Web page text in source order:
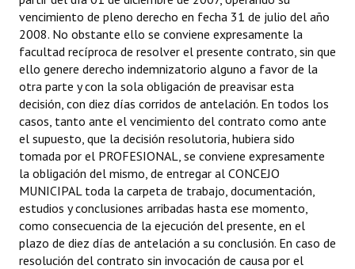
vencimiento de pleno derecho en fecha 31 de julio del año
2008. No obstante ello se conviene expresamente la
facultad recíproca de resolver el presente contrato, sin que
ello genere derecho indemnizatorio alguno a favor de la
otra parte y con la sola obligación de preavisar esta
decisión, con diez días corridos de antelación. En todos los
casos, tanto ante el vencimiento del contrato como ante
el supuesto, que la decisión resolutoria, hubiera sido
tomada por el PROFESIONAL, se conviene expresamente
la obligación del mismo, de entregar al CONCEJO
MUNICIPAL toda la carpeta de trabajo, documentación,
estudios y conclusiones arribadas hasta ese momento,
como consecuencia de la ejecución del presente, en el
plazo de diez días de antelación a su conclusión. En caso de
resolución del contrato sin invocación de causa por el